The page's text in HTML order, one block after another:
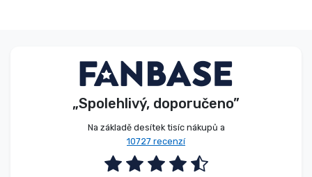
„Spolehlivý, doporučeno”
Na základě desítek tisíc nákupů a
10727 recenzí